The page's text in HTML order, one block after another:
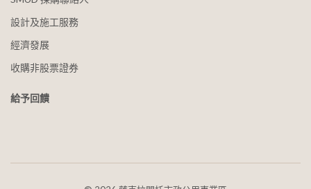
設計及施工服務
經濟發展
收購非股票證券
給予回饋